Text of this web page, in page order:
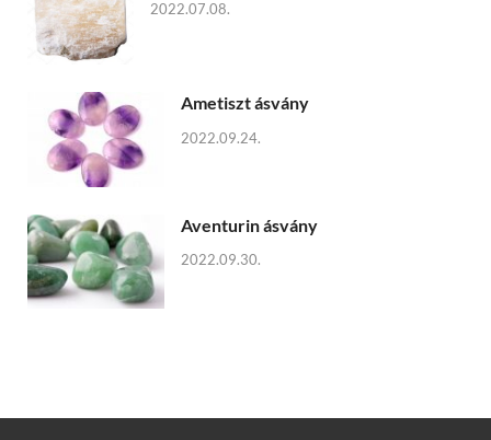
2022.07.08.
Ametiszt ásvány
2022.09.24.
Aventurin ásvány
2022.09.30.